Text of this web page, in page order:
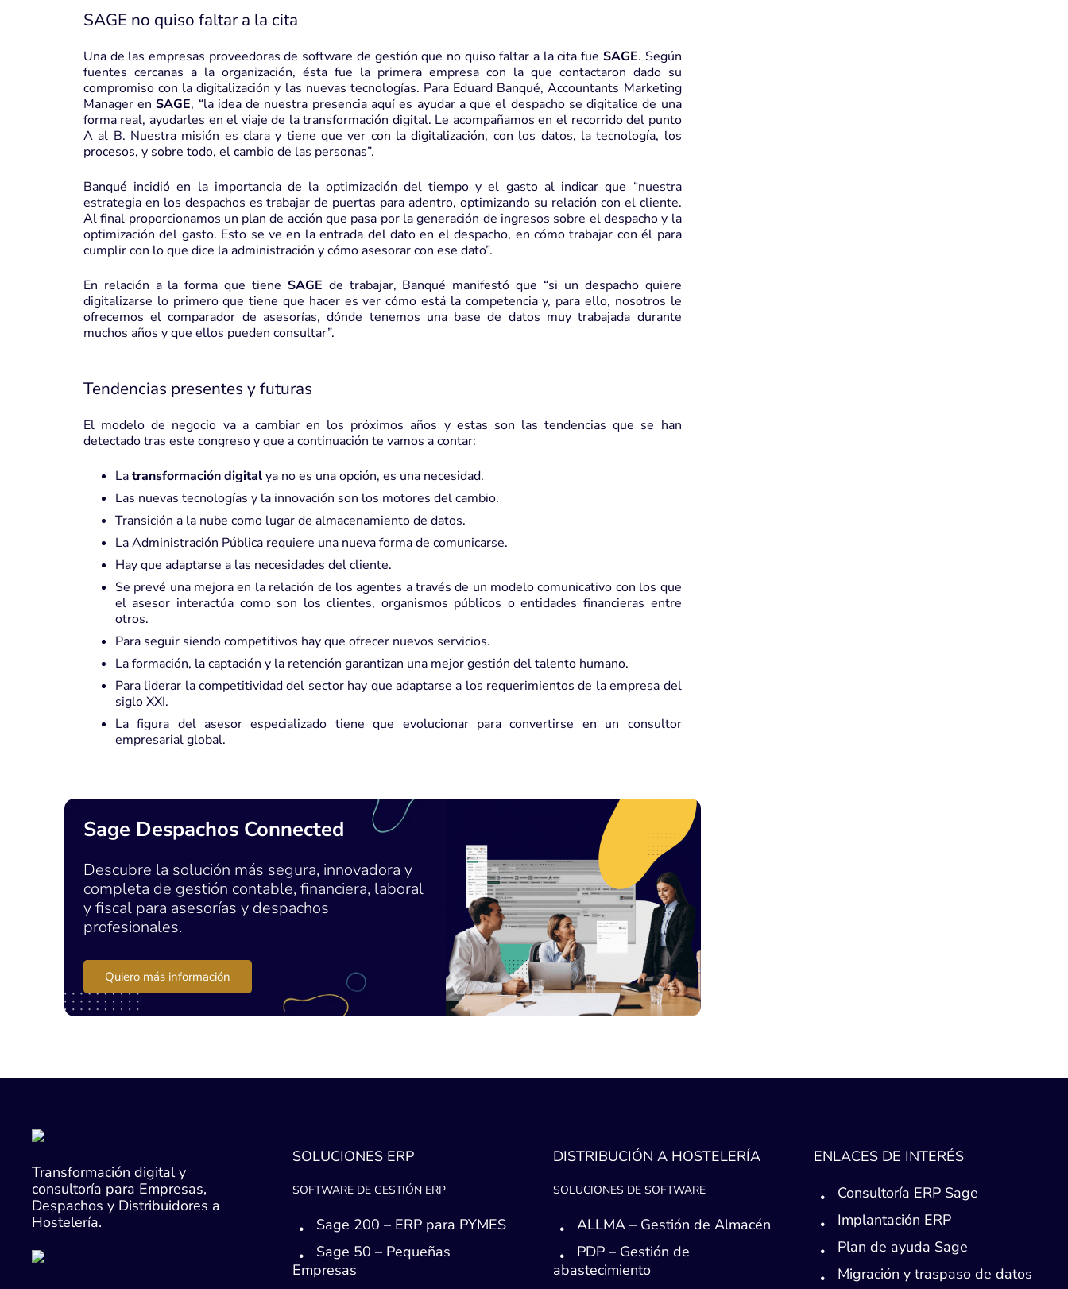
SAGE no quiso faltar a la cita
Una de las empresas proveedoras de software de gestión que no quiso faltar a la cita fue SAGE. Según
fuentes cercanas a la organización, ésta fue la primera empresa con la que contactaron dado su
compromiso con la digitalización y las nuevas tecnologías. Para Eduard Banqué, Accountants Marketing
Manager enSAGE, “la idea de nuestra presencia aquí es ayudar a que el despacho se digitalice de una
forma real, ayudarles en el viaje de la transformación digital. Le acompañamos en el recorrido del punto
A al B. Nuestra misión es clara y tiene que ver con la digitalización, con los datos, la tecnología, los
procesos, y sobre todo, el cambio de las personas”.
Banqué incidió en la importancia de la optimización del tiempo y el gasto al indicar que “nuestra
estrategia en los despachos es trabajar de puertas para adentro, optimizando su relación con el cliente.
Al final proporcionamos un plan de acción que pasa por la generación de ingresos sobre el despacho y la
optimización del gasto. Esto se ve en la entrada del dato en el despacho, en cómo trabajar con él para
cumplir con lo que dice la administración y cómo asesorar con ese dato”.
En relación a la forma que tiene SAGE de trabajar, Banqué manifestó que “si un despacho quiere
digitalizarse lo primero que tiene que hacer es ver cómo está la competencia y, para ello, nosotros le
ofrecemos el comparador de asesorías, dónde tenemos una base de datos muy trabajada durante
muchos años y que ellos pueden consultar”.
Tendencias presentes y futuras
El modelo de negocio va a cambiar en los próximos años y estas son las tendencias que se han
detectado tras este congreso y que a continuación te vamos a contar:
Latransformación digitalya no es una opción, es una necesidad.
Las nuevas tecnologías y la innovación son los motores del cambio.
Transición a la nube como lugar de almacenamiento de datos.
La Administración Pública requiere una nueva forma de comunicarse.
Hay que adaptarse a las necesidades del cliente.
Se prevé una mejora en la relación de los agentes a través de un modelo comunicativo con los que
el asesor interactúa como son los clientes, organismos públicos o entidades financieras entre
otros.
Para seguir siendo competitivos hay que ofrecer nuevos servicios.
La formación, la captación y la retención garantizan una mejor gestión del talento humano.
Para liderar la competitividad del sector hay que adaptarse a los requerimientos de la empresa del
siglo XXI.
La figura del asesor especializado tiene que evolucionar para convertirse en un consultor
empresarial global.
Sage Despachos Connected
Descubre la solución más segura, innovadora y
completa de gestión contable, financiera, laboral
y fiscal para asesorías y despachos
profesionales.
Quiero más información
Transformación digital y
consultoría para Empresas,
Despachos y Distribuidores a
Hostelería.
SOLUCIONES ERP
SOFTWARE DE GESTIÓN ERP
Sage 200 – ERP para PYMES
Sage 50 – Pequeñas
Empresas
DISTRIBUCIÓN A HOSTELERÍA
SOLUCIONES DE SOFTWARE
ALLMA – Gestión de Almacén
PDP – Gestión de
abastecimiento
ENLACES DE INTERÉS
Consultoría ERP Sage
Implantación ERP
Plan de ayuda Sage
Migración y traspaso de datos